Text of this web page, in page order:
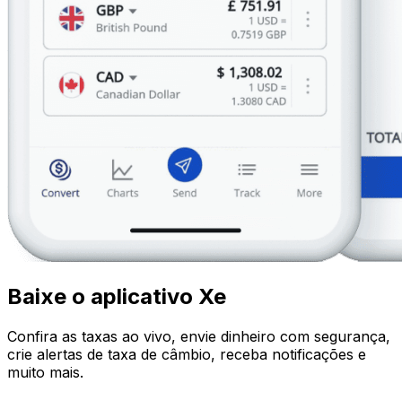
Baixe o aplicativo Xe
Confira as taxas ao vivo, envie dinheiro com segurança,
crie alertas de taxa de câmbio, receba notificações e
muito mais.